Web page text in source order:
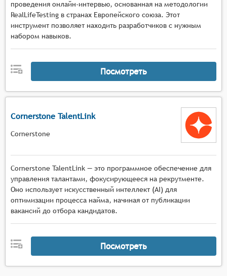
проведения онлайн-интервью, основанная на методологии
RealLifeTesting в странах Европейского союза. Этот
инструмент позволяет находить разработчиков с нужным
набором навыков.
Посмотреть
Cornerstone TalentLink
Cornerstone
Cornerstone TalentLink — это программное обеспечение для
управления талантами, фокусирующееся на рекрутменте.
Оно использует искусственный интеллект (AI) для
оптимизации процесса найма, начиная от публикации
вакансий до отбора кандидатов.
Посмотреть